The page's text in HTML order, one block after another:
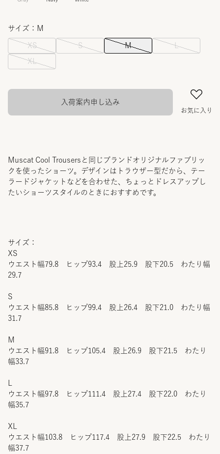
サイズ：M
XS S M L
XL
お気に入り
入荷案内申し込み
Muscat Cool Trousersと同じブランドオリジナルファブリッ
クを使ったショーツ。デザインはトラウザー型だから、テー
ラードジャケットなどを合わせた、ちょっとドレスアップし
たいショーツスタイルのときにおすすめです。
サイズ：
XS
ウエスト幅79.8 ヒップ93.4 股上25.9 股下20.5 わたり幅
29.7
S
ウエスト幅85.8 ヒップ99.4 股上26.4 股下21.0 わたり幅
31.7
M
ウエスト幅91.8 ヒップ105.4 股上26.9 股下21.5 わたり
幅33.7
ウエスト幅97.8 ヒップ111.4 股上27.4 股下22.0 わたり
幅35.7
XL
ウエスト幅103.8 ヒップ117.4 股上27.9 股下22.5 わたり
幅37.7